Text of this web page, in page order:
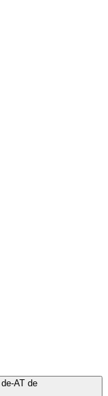
de